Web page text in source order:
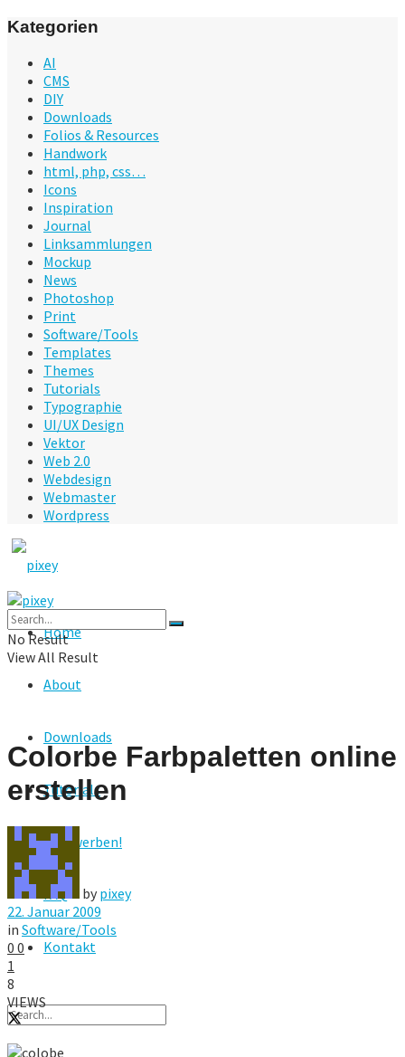
Kategorien
AI
CMS
DIY
Downloads
Folios & Resources
Handwork
html, php, css…
Icons
Inspiration
Journal
Linksammlungen
Mockup
News
Photoshop
Print
Software/Tools
Templates
Themes
Tutorials
Typographie
UI/UX Design
Vektor
Web 2.0
Webdesign
Webmaster
Wordpress
Home
About
Downloads
Tutorials
Hier werben!
FAQ
Kontakt
No Result
View All Result
Colorbe Farbpaletten online
erstellen
by pixey
22. Januar 2009
in Software/Tools
0 0
1
8
VIEWS